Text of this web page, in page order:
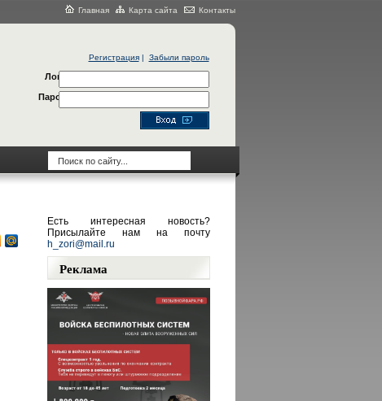
Главная Карта сайта Контакты
Регистрация| Забыли пароль
Логин
Пароль
Есть интересная новость?
Присылайте нам на почту
h_zori@mail.ru
Реклама